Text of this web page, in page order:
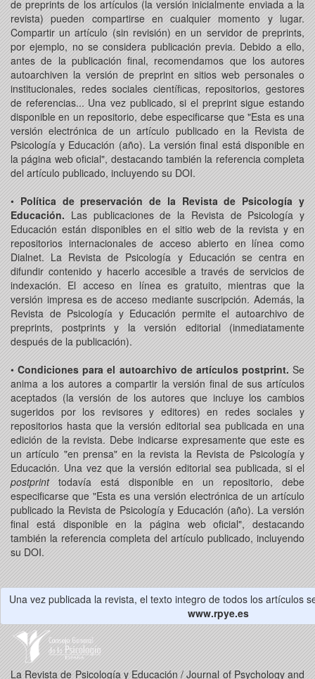
de preprints de los artículos (la versión inicialmente enviada a la
revista) pueden compartirse en cualquier momento y lugar.
Compartir un artículo (sin revisión) en un servidor de preprints,
por ejemplo, no se considera publicación previa. Debido a ello,
antes de la publicación final, recomendamos que los autores
autoarchiven la versión de preprint en sitios web personales o
institucionales, redes sociales científicas, repositorios, gestores
de referencias... Una vez publicado, si el preprint sigue estando
disponible en un repositorio, debe especificarse que "Esta es una
versión electrónica de un artículo publicado en la Revista de
Psicología y Educación (año). La versión final está disponible en
la página web oficial", destacando también la referencia completa
del artículo publicado, incluyendo su DOI.
•Política de preservación de la Revista de Psicología y
Educación.Las publicaciones de la Revista de Psicología y
Educación están disponibles en el sitio web de la revista y en
repositorios internacionales de acceso abierto en línea como
Dialnet. La Revista de Psicología y Educación se centra en
difundir contenido y hacerlo accesible a través de servicios de
indexación. El acceso en línea es gratuito, mientras que la
versión impresa es de acceso mediante suscripción. Además, la
Revista de Psicología y Educación permite el autoarchivo de
preprints, postprints y la versión editorial (inmediatamente
después de la publicación).
•Condiciones para el autoarchivo de artículos postprint.Se
anima a los autores a compartir la versión final de sus artículos
aceptados (la versión de los autores que incluye los cambios
sugeridos por los revisores y editores) en redes sociales y
repositorios hasta que la versión editorial sea publicada en una
edición de la revista. Debe indicarse expresamente que este es
un artículo "en prensa" en la revista la Revista de Psicología y
Educación. Una vez que la versión editorial sea publicada, si el
postprinttodavía está disponible en un repositorio, debe
especificarse que "Esta es una versión electrónica de un artículo
publicado la Revista de Psicología y Educación (año). La versión
final está disponible en la página web oficial", destacando
también la referencia completa del artículo publicado, incluyendo
su DOI.
Una vez publicada la revista, el texto integro de todos los artículos
www.rpye.es
La Revista de Psicología y Educación / Journal of Psychology and